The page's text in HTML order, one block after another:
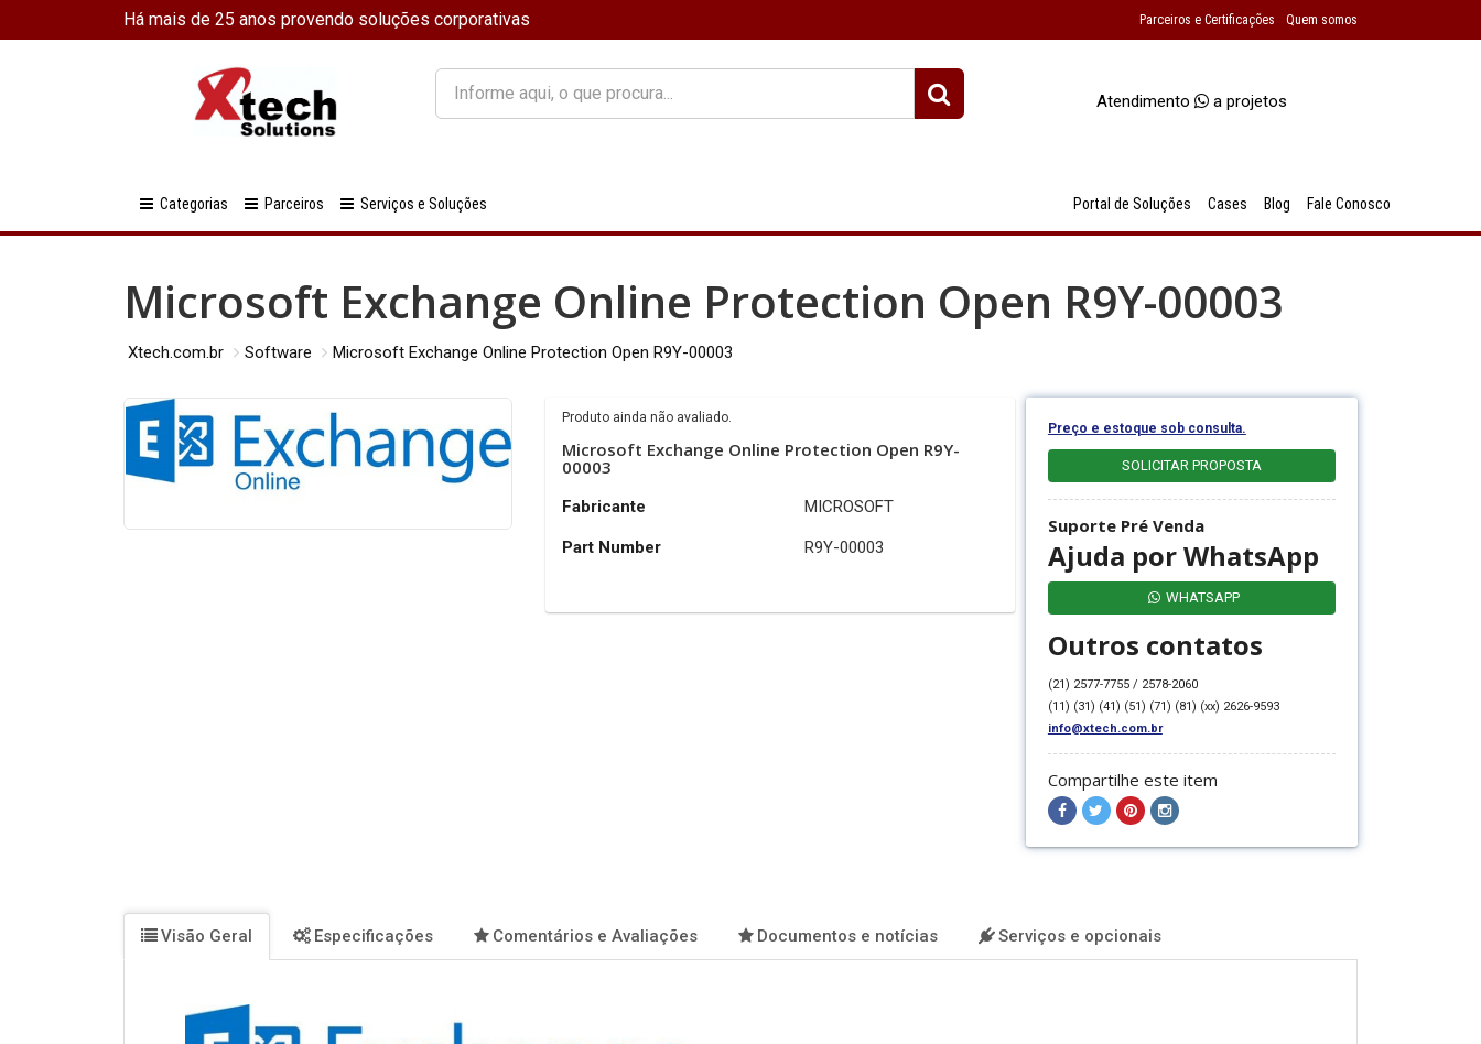
Há mais de 25 anos provendo soluções corporativas Parceiros e Certificações Quem somos
O
que
você
Atendimento a projetos
Categorias Parceiros Serviços e Soluções Portal de Soluções Cases Blog Fale Conosco
Microsoft Exchange Online Protection Open R9Y-00003
Xtech.com.br Software Microsoft Exchange Online Protection Open R9Y-00003
Produto ainda não avaliado.
Microsoft Exchange Online Protection Open R9Y-
00003
Fabricante MICROSOFT
Part Number R9Y-00003
Preço e estoque sob consulta.
SOLICITAR PROPOSTA
Suporte Pré Venda
Ajuda por WhatsApp
WHATSAPP
Outros contatos
(21) 2577-7755 / 2578-2060
(11) (31) (41) (51) (71) (81) (xx) 2626-9593
info@xtech.com.br
Compartilhe este item
CompartilharCompartilhar
Compartilhar
Compartilhar
Visão Geral Especificações Comentários e Avaliações Documentos e notícias Serviços e opcionais